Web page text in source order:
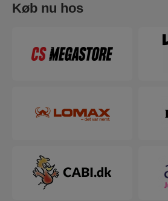
Køb nu hos